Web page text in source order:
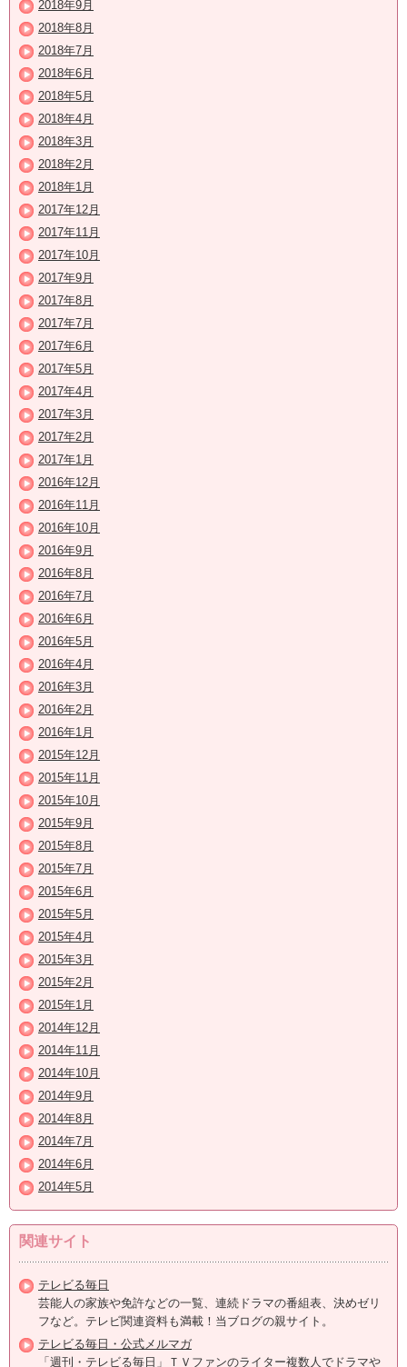
2018年9月
2018年8月
2018年7月
2018年6月
2018年5月
2018年4月
2018年3月
2018年2月
2018年1月
2017年12月
2017年11月
2017年10月
2017年9月
2017年8月
2017年7月
2017年6月
2017年5月
2017年4月
2017年3月
2017年2月
2017年1月
2016年12月
2016年11月
2016年10月
2016年9月
2016年8月
2016年7月
2016年6月
2016年5月
2016年4月
2016年3月
2016年2月
2016年1月
2015年12月
2015年11月
2015年10月
2015年9月
2015年8月
2015年7月
2015年6月
2015年5月
2015年4月
2015年3月
2015年2月
2015年1月
2014年12月
2014年11月
2014年10月
2014年9月
2014年8月
2014年7月
2014年6月
2014年5月
関連サイト
テレビる毎日
芸能人の家族や免許などの一覧、連続ドラマの番組表、決めゼリ
フなど。テレビ関連資料も満載！当ブログの親サイト。
テレビる毎日・公式メルマガ
「週刊・テレビる毎日」ＴＶファンのライター複数人でドラマや